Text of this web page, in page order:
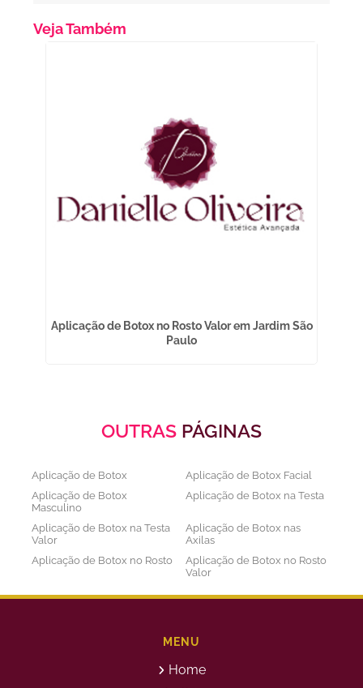
Veja Também
Aplicação de Botox no Rosto Valor em Jardim São
Paulo
OUTRAS PÁGINAS
Aplicação de Botox
Aplicação de Botox Facial
Aplicação de Botox
Masculino
Aplicação de Botox na Testa
Aplicação de Botox na Testa
Valor
Aplicação de Botox nas
Axilas
Aplicação de Botox no Rosto
Aplicação de Botox no Rosto
Valor
Aplicação de Botox nos
Aplicação de Botox Preço
Barriga
no Glúteo Valor
MENU
Home